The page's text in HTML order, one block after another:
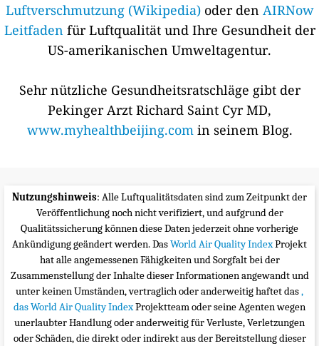
Luftverschmutzung (Wikipedia)oder den AIRNow
Leitfaden für Luftqualität und Ihre Gesundheit der
US-amerikanischen Umweltagentur.
Sehr nützliche Gesundheitsratschläge gibt der
Pekinger Arzt Richard Saint Cyr MD,
www.myhealthbeijing.com in seinem Blog.
Nutzungshinweis: Alle Luftqualitätsdaten sind zum Zeitpunkt der
Veröffentlichung noch nicht verifiziert, und aufgrund der
Qualitätssicherung können diese Daten jederzeit ohne vorherige
Ankündigung geändert werden. DasWorld Air Quality IndexProjekt
hat alle angemessenen Fähigkeiten und Sorgfalt bei der
Zusammenstellung der Inhalte dieser Informationen angewandt und
unter keinen Umständen, vertraglich oder anderweitig haftet das,
das World Air Quality IndexProjektteam oder seine Agenten wegen
unerlaubter Handlung oder anderweitig für Verluste, Verletzungen
oder Schäden, die direkt oder indirekt aus der Bereitstellung dieser